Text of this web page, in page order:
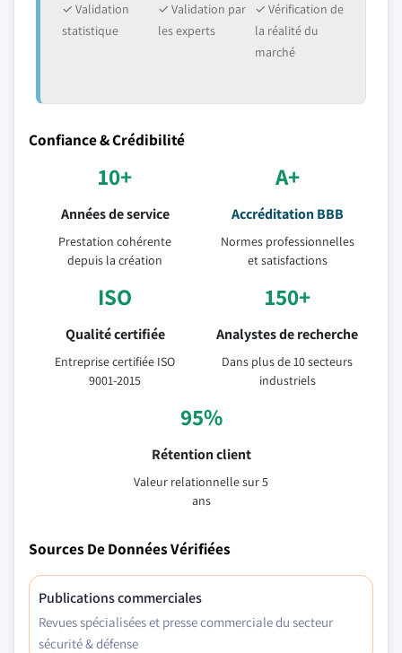
✓ Validation
statistique
✓ Validation par
les experts
✓ Vérification de
la réalité du
marché
Confiance & Crédibilité
10+
Années de service
Prestation cohérente
depuis la création
A+
Accréditation BBB
Normes professionnelles
et satisfactions
ISO
Qualité certifiée
Entreprise certifiée ISO
9001-2015
150+
Analystes de recherche
Dans plus de 10 secteurs
industriels
95%
Rétention client
Valeur relationnelle sur 5
ans
Sources De Données Vérifiées
Publications commerciales
Revues spécialisées et presse commerciale du secteur
sécurité & défense